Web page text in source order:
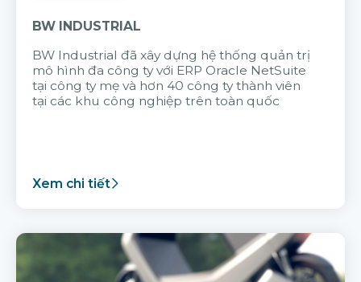
BW INDUSTRIAL
BW Industrial đã xây dựng hệ thống quản trị
mô hình đa công ty với ERP Oracle NetSuite
tại công ty mẹ và hơn 40 công ty thành viên
tại các khu công nghiệp trên toàn quốc
Xem chi tiết